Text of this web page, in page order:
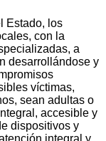
Estado, los
con la
a
desarrollándose y
víctimas,
sean adultas o
accesible y
dispositivos y
integral y